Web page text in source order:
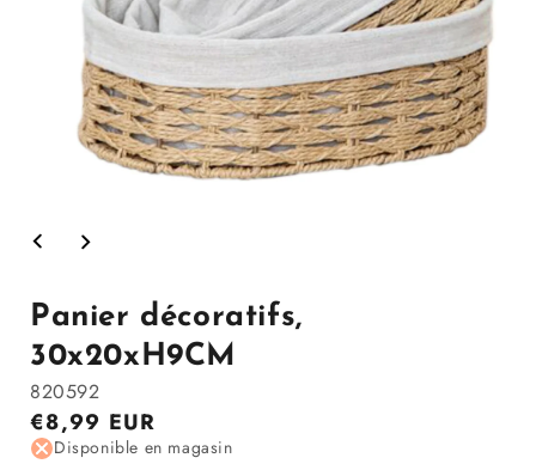
le
la
modale
Panier décoratifs,
30x20xH9CM
820592
Prix
régulier
€8,99 EUR
Disponible en magasin